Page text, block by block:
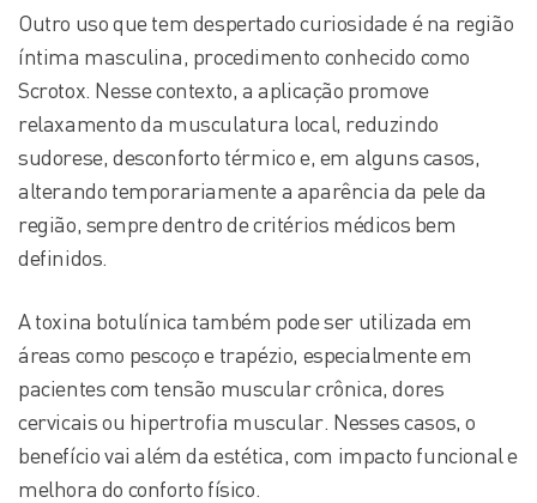
Outro uso que tem despertado curiosidade é na região
íntima masculina, procedimento conhecido como
Scrotox. Nesse contexto, a aplicação promove
relaxamento da musculatura local, reduzindo
sudorese, desconforto térmico e, em alguns casos,
alterando temporariamente a aparência da pele da
região, sempre dentro de critérios médicos bem
definidos.
A toxina botulínica também pode ser utilizada em
áreas como pescoço e trapézio, especialmente em
pacientes com tensão muscular crônica, dores
cervicais ou hipertrofia muscular. Nesses casos, o
benefício vai além da estética, com impacto funcional e
melhora do conforto físico.